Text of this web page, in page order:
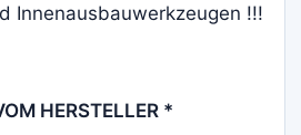
Innenausbauwerkzeugen !!!
HERSTELLER *